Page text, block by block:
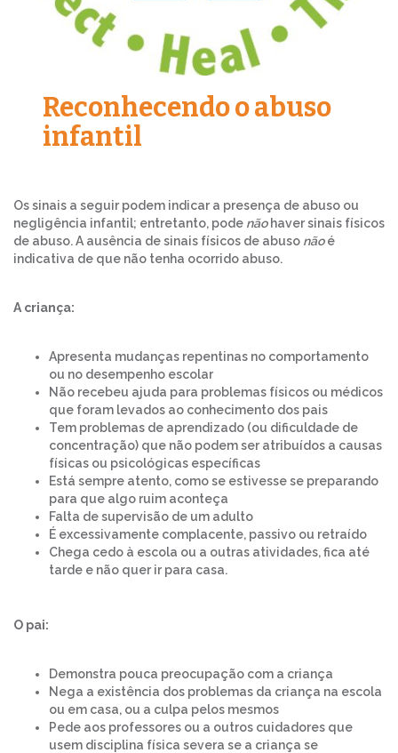
Reconhecendo o abuso
infantil
Os sinais a seguir podem indicar a presença de abuso ou
negligência infantil; entretanto, pode nãohaver sinais físicos
de abuso. A ausência de sinais físicos de abuso nãoé
indicativa de que não tenha ocorrido abuso.
A criança:
Apresenta mudanças repentinas no comportamento
ou no desempenho escolar
Não recebeu ajuda para problemas físicos ou médicos
que foram levados ao conhecimento dos pais
Tem problemas de aprendizado (ou dificuldade de
concentração) que não podem ser atribuídos a causas
físicas ou psicológicas específicas
Está sempre atento, como se estivesse se preparando
para que algo ruim aconteça
Falta de supervisão de um adulto
É excessivamente complacente, passivo ou retraído
Chega cedo à escola ou a outras atividades, fica até
tarde e não quer ir para casa.
O pai:
Demonstra pouca preocupação com a criança
Nega a existência dos problemas da criança na escola
ou em casa, ou a culpa pelos mesmos
Pede aos professores ou a outros cuidadores que
usem disciplina física severa se a criança se